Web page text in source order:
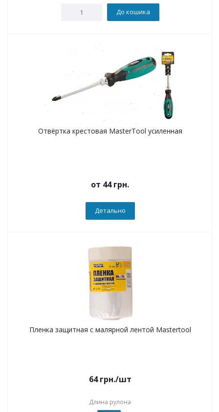
До кошика
Отвёртка крестовая MasterTool усиленная
от 44 грн.
Детально
Пленка защитная с малярной лентой Mastertool
64грн./шт
Длина рулона